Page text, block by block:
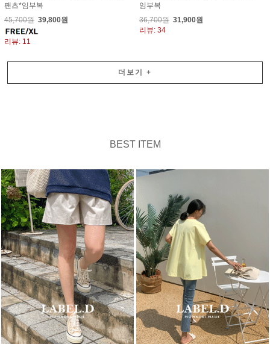
팬츠*임부복
45,700원 39,800원
리뷰: 11
임부복
36,700원 31,900원
리뷰: 34
더보기 +
BEST ITEM